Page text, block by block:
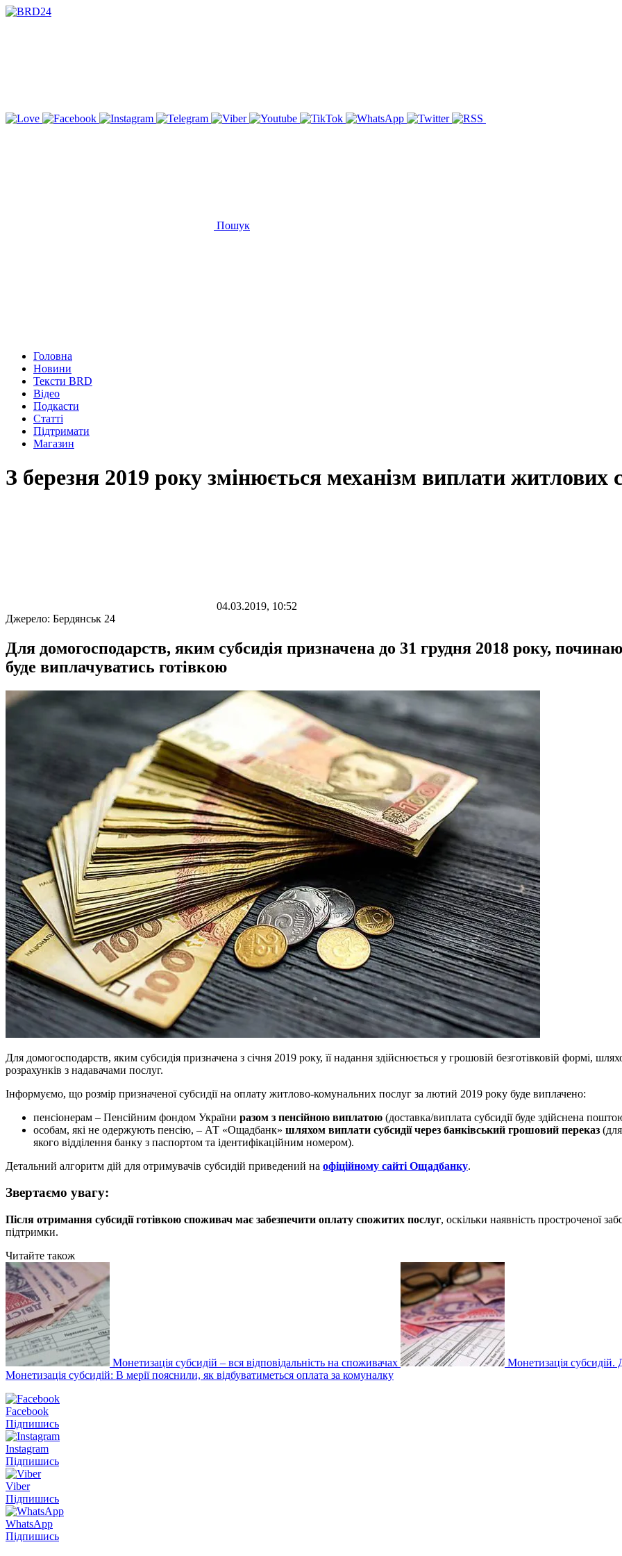
Пошук
Головна
Новини
Тексти BRD
Відео
Подкасти
Статті
Підтримати
Магазин
З березня 2019 року змінюється механізм виплати житлових
04.03.2019, 10:52
Джерело: Бердянськ 24
Для домогосподарств, яким субсидія призначена до 31 грудня 2018 року,
буде виплачуватись готівкою
Для домогосподарств, яким субсидія призначена з січня 2019 року, її надання здійснюється у грошовій безготівковій формі,
розрахунків з надавачами послуг.
Інформуємо, що розмір призначеної субсидії на оплату житлово-комунальних послуг за лютий 2019 року буде виплачено:
пенсіонерам – Пенсійним фондом України разом з пенсійною виплатою (доставка/виплата субсидії буде здійснена
особам, які не одержують пенсію, – АТ «Ощадбанк» шляхом виплати субсидії через банківський грошовий переказ
якого відділення банку з паспортом та ідентифікаційним номером).
Детальний алгоритм дій для отримувачів субсидій приведений на офіційному сайті Ощадбанку.
Звертаємо увагу:
Після отримання субсидії готівкою споживач має забезпечити оплату спожитих послуг, оскільки наявність простроченої
підтримки.
Читайте також
Монетизація субсидій – вся відповідальність на споживачах
Монетизація субсидій.
Монетизація субсидій: В мерії пояснили, як відбуватиметься оплата за комуналку
Facebook
Підпишись
Instagram
Підпишись
Viber
Підпишись
WhatsApp
Підпишись